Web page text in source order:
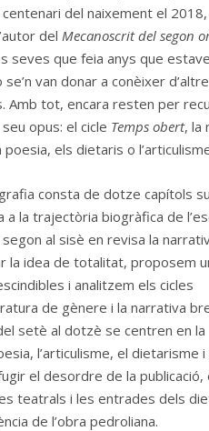
del naixement el
del Mecanoscrit del segon
seves que feia anys que
van donar a conèixer
Amb tot, encara resten per
opus: el cicle Temps obert, la
els dietaris o
consta de dotze capítols
a la trajectòria biogràfica de
al sisè en revisa la
la idea de totalitat, proposem
i analitzem els cicles
de gènere i la narrativa
setè al dotzè se centren en la
l’articulisme, el dietarisme i
el desordre de la publicació,
teatrals i les entrades dels
de l’obra pedroliana.